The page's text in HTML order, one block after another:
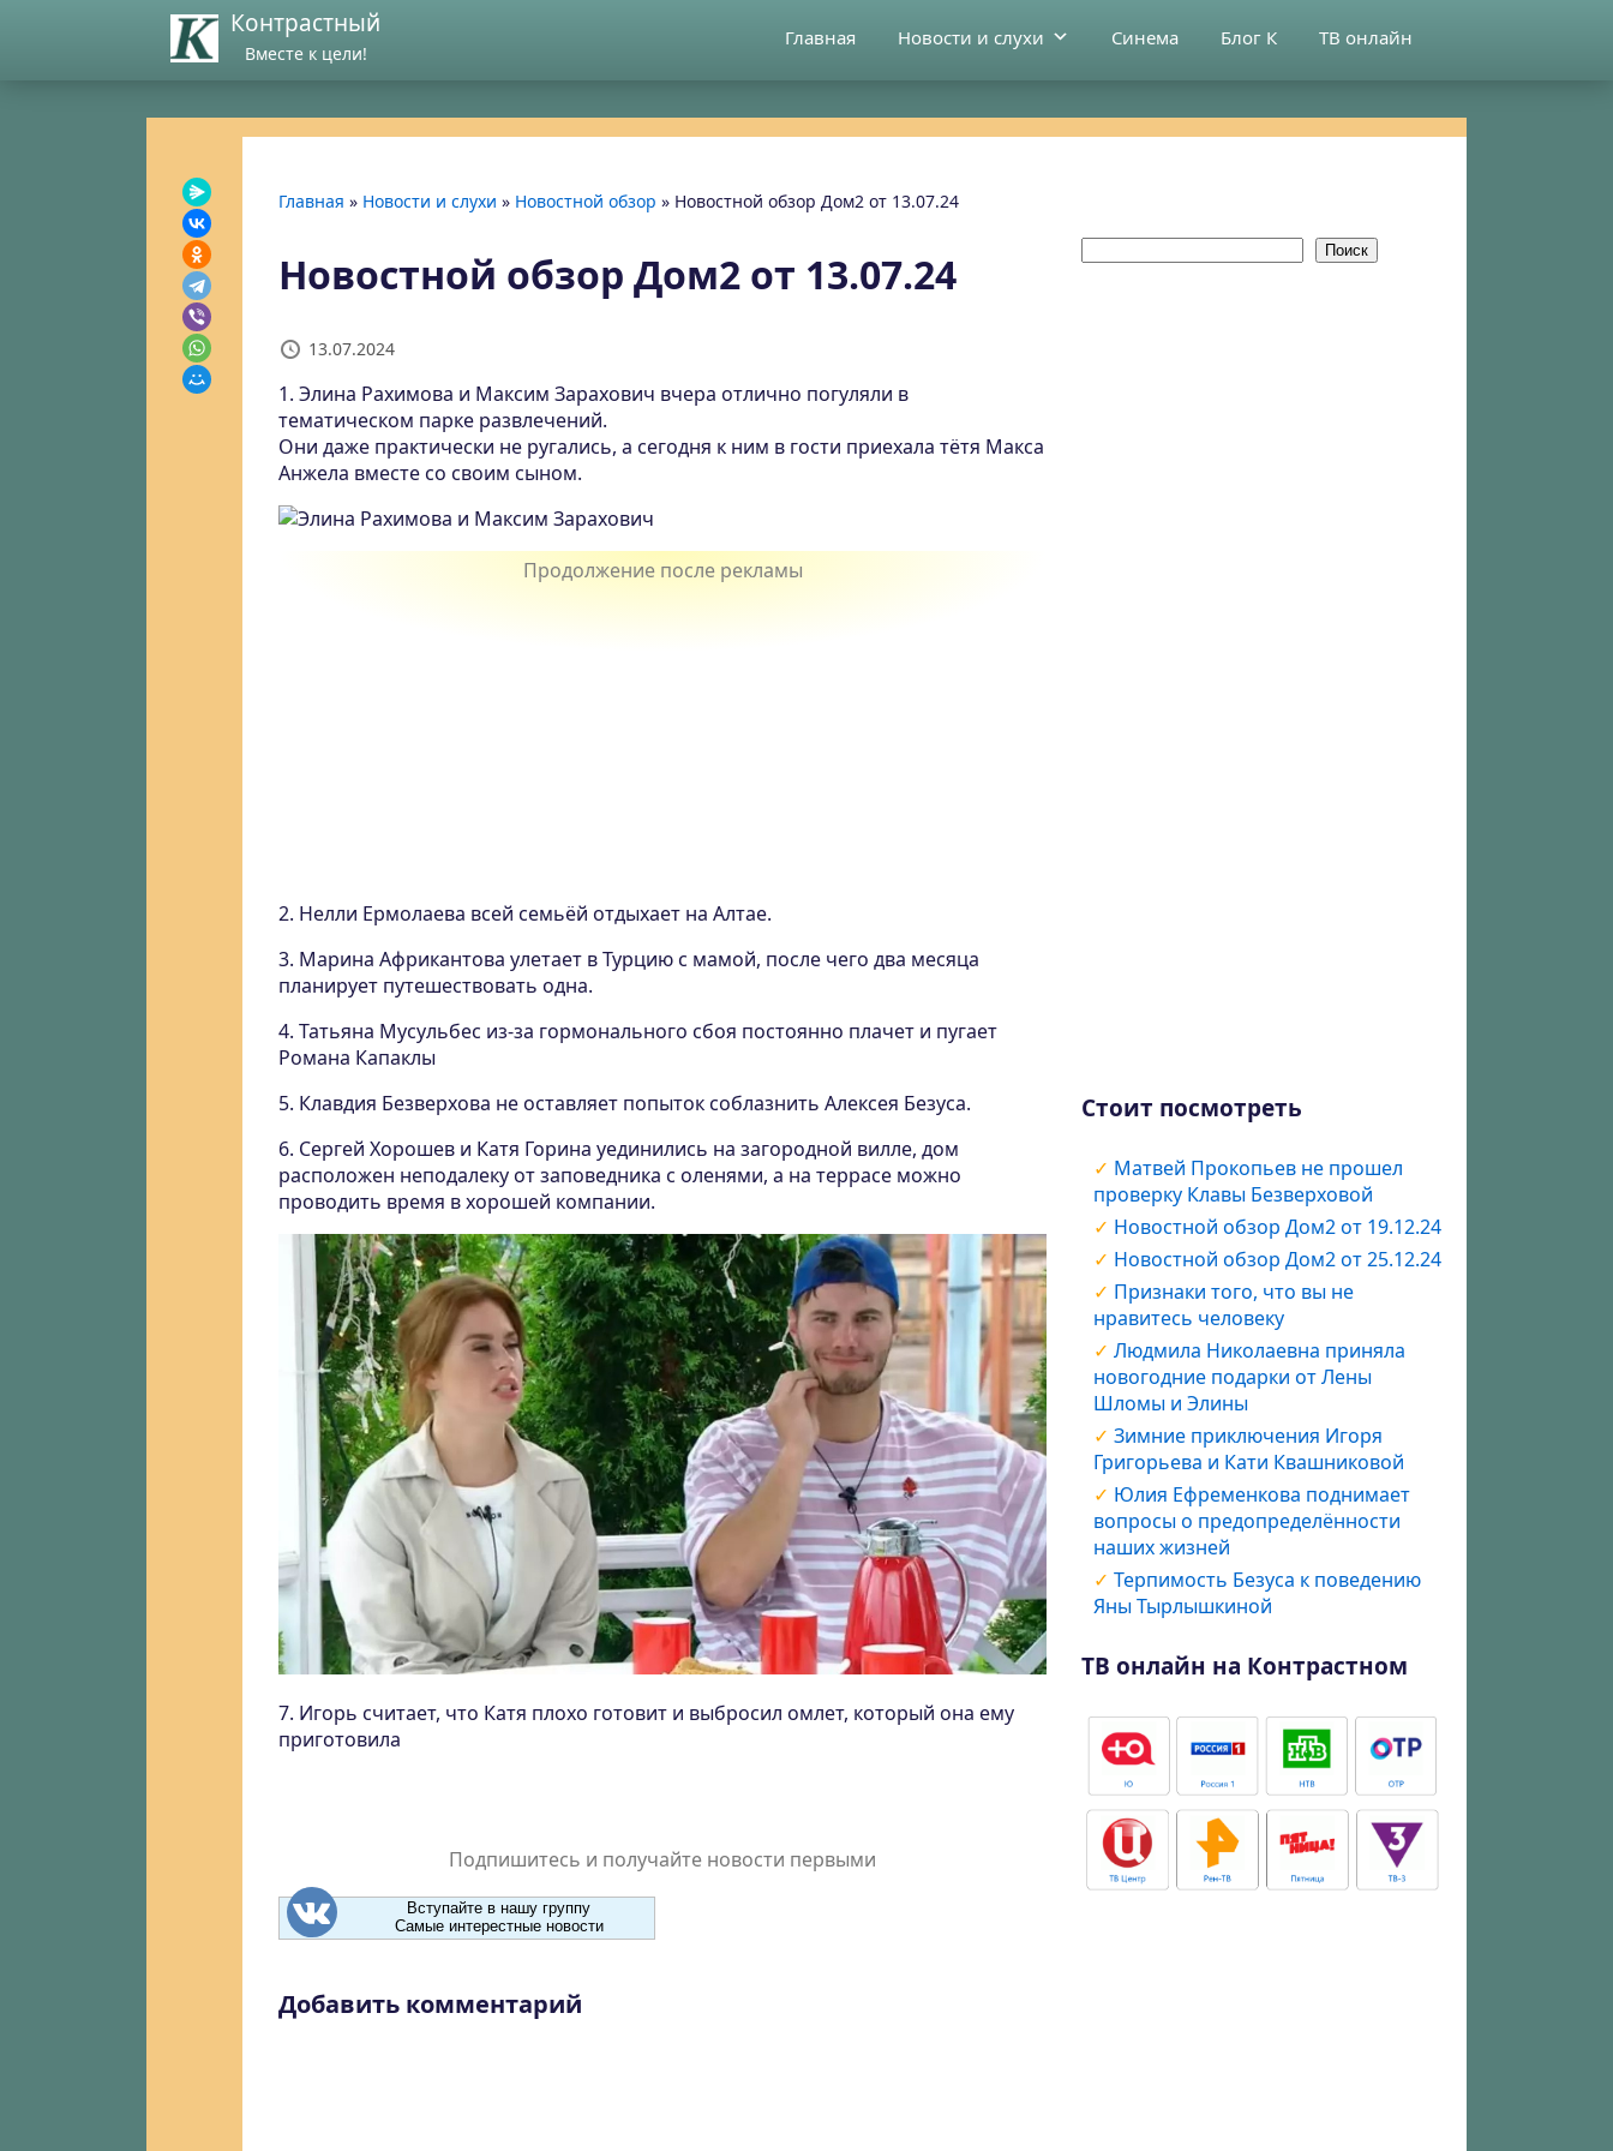
Контрастный
Вместе к цели!
Главная Новости и слухи Синема Блог К ТВ онлайн
Главная » Новости и слухи » Новостной обзор » Новостной обзор Дом2 от 13.07.24
Новостной обзор Дом2 от 13.07.24
13.07.2024
1. Элина Рахимова и Максим Зарахович вчера отлично погуляли в
тематическом парке развлечений.
Они даже практически не ругались, а сегодня к ним в гости приехала тётя Макса
Анжела вместе со своим сыном.
2. Нелли Ермолаева всей семьёй отдыхает на Алтае.
3. Марина Африкантова улетает в Турцию с мамой, после чего два месяца
планирует путешествовать одна.
4. Татьяна Мусульбес из-за гормонального сбоя постоянно плачет и пугает
Романа Капаклы
5. Клавдия Безверхова не оставляет попыток соблазнить Алексея Безуса.
6. Сергей Хорошев и Катя Горина уединились на загородной вилле, дом
расположен неподалеку от заповедника с оленями, а на террасе можно
проводить время в хорошей компании.
7. Игорь считает, что Катя плохо готовит и выбросил омлет, который она ему
приготовила
Подпишитесь и получайте новости первыми
Вступайте в нашу группу
Самые интерестные новости
Добавить комментарий
Поиск
Стоит посмотреть
Матвей Прокопьев не прошел
проверку Клавы Безверховой
Новостной обзор Дом2 от 19.12.24
Новостной обзор Дом2 от 25.12.24
Признаки того, что вы не
нравитесь человеку
Людмила Николаевна приняла
новогодние подарки от Лены
Шломы и Элины
Зимние приключения Игоря
Григорьева и Кати Квашниковой
Юлия Ефременкова поднимает
вопросы о предопределённости
наших жизней
Терпимость Безуса к поведению
Яны Тырлышкиной
ТВ онлайн на Контрастном